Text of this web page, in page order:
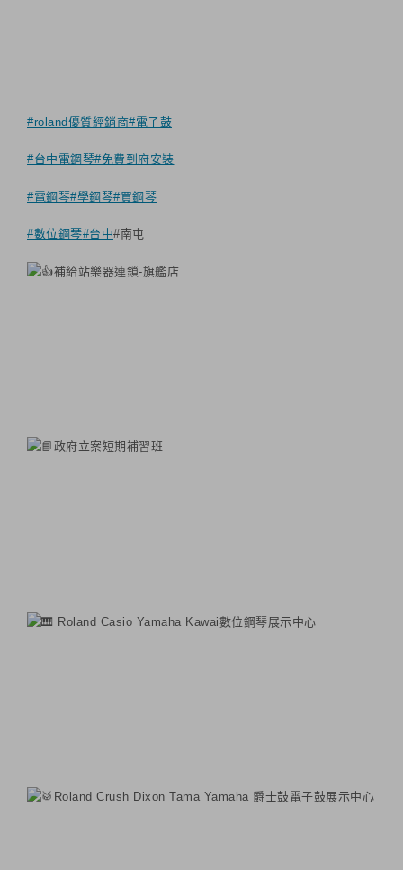
#roland優質經銷商#電子鼓
#台中電鋼琴#免費到府安裝
#電鋼琴#學鋼琴#買鋼琴
#數位鋼琴#台中#南屯
補給站樂器連鎖-旗艦店
政府立案短期補習班
Roland Casio Yamaha Kawai數位鋼琴展示中心
Roland Crush Dixon Tama Yamaha 爵士鼓電子鼓展示中心